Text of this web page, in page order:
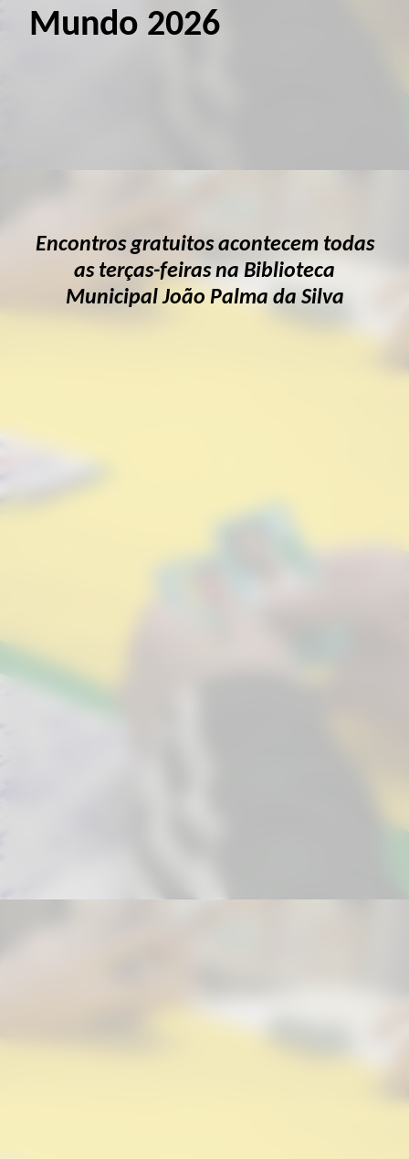
Mundo 2026
Encontros gratuitos acontecem todas
as terças-feiras na Biblioteca
Municipal João Palma da Silva